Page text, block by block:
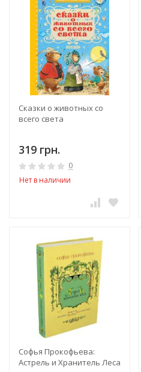
Сказки о животных со
всего света
319 грн.
0
Нет в наличии
Софья Прокофьева:
Астрель и Хранитель Леса